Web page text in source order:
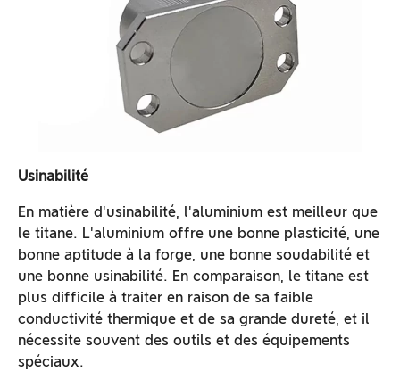
Usinabilité
En matière d'usinabilité, l'aluminium est meilleur que
le titane. L'aluminium offre une bonne plasticité, une
bonne aptitude à la forge, une bonne soudabilité et
une bonne usinabilité. En comparaison, le titane est
plus difficile à traiter en raison de sa faible
conductivité thermique et de sa grande dureté, et il
nécessite souvent des outils et des équipements
spéciaux.